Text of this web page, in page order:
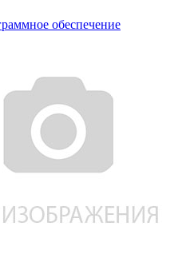
обеспечение